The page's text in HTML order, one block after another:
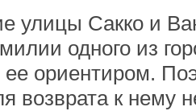
улицы Сакко и
одного из
ее ориентиром.
возврата к нему